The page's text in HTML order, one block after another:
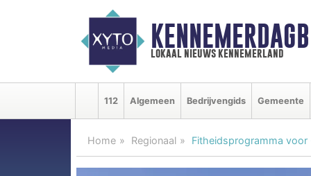
lokaal nieuws kennemerland
112 Algemeen Bedrijvengids Gemeente
Home Regionaal Fitheidsprogramma